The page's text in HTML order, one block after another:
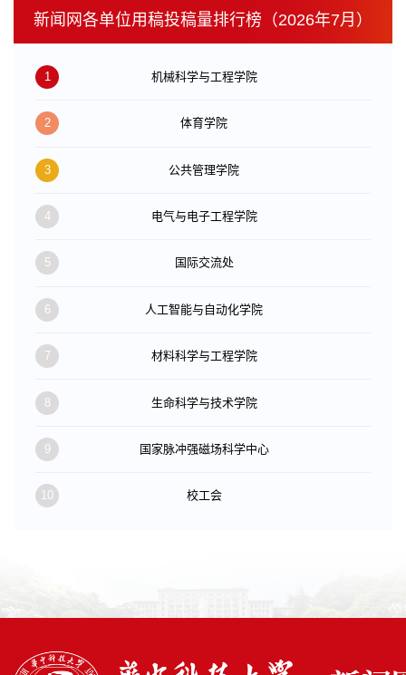
新闻网各单位用稿投稿量排行榜（2026年7月）
1 机械科学与工程学院
2 体育学院
3 公共管理学院
4 电气与电子工程学院
5 国际交流处
6 人工智能与自动化学院
7 材料科学与工程学院
8 生命科学与技术学院
9 国家脉冲强磁场科学中心
10 校工会